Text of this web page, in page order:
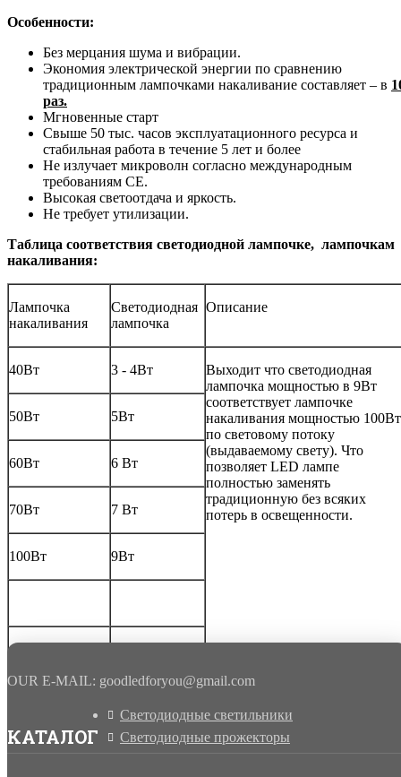
Особенности:
Без мерцания шума и вибрации.
Экономия электрической энергии по сравнению
традиционным лампочками накаливание составляет – в
раз.
Мгновенные старт
Свыше 50 тыс. часов эксплуатационного ресурса и
стабильная работа в течение 5 лет и более
Не излучает микроволн согласно международным
требованиям СЕ.
Высокая светоотдача и яркость.
Не требует утилизации.
Таблица соответствия светодиодной лампочке, лампочкам
накаливания:
Лампочка
накаливания
Светодиодная
лампочка
Описание
40Вт 3 - 4Вт
Выходит что светодиодная
лампочка мощностью в 9Вт
соответствует лампочке
накаливания мощностью 100Вт
по световому потоку
(выдаваемому свету). Что
позволяет LED лампе
полностью заменять
традиционную без всяких
потерь в освещенности.
50Вт 5Вт
60Вт 6 Вт
70Вт 7 Вт
100Вт 9Вт
OUR E-MAIL: goodledforyou@gmail.cоm
КАТАЛОГ
Светодиодные светильники
Светодиодные прожекторы